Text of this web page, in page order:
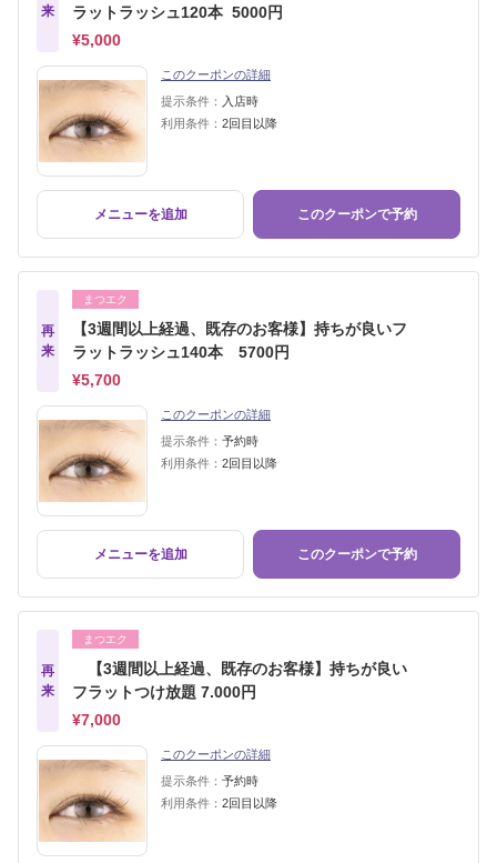
来
ラットラッシュ120本 5000円
¥5,000
このクーポンの詳細
提示条件：
入店時
利用条件： 2回目以降
メニューを追加 このクーポンで予約
再
来
まつエク
【3週間以上経過、既存のお客様】持ちが良いフ
ラットラッシュ140本 5700円
¥5,700
このクーポンの詳細
提示条件： 予約時
利用条件： 2回目以降
メニューを追加 このクーポンで予約
再
来
まつエク
【3週間以上経過、既存のお客様】持ちが良い
フラットつけ放題 7.000円
¥7,000
このクーポンの詳細
提示条件： 予約時
利用条件： 2回目以降